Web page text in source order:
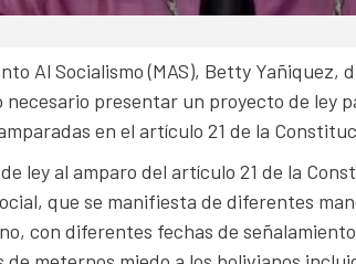
Al Socialismo (MAS), Betty
necesario presentar un proyecto de
en el artículo 21 de la
ley al amparo del artículo 21 de la
que se manifiesta de diferentes
con diferentes fechas de